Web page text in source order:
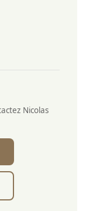
Nicolas